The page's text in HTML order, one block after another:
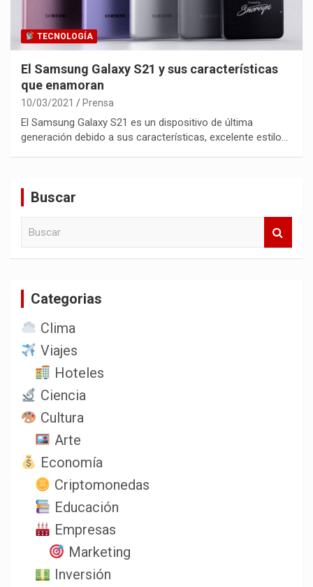
TECNOLOGÍA
El Samsung Galaxy S21 y sus características
que enamoran
10/03/2021 Prensa
El Samsung Galaxy S21 es un dispositivo de última
generación debido a sus características, excelente estilo…
Buscar
Categorias
Clima
Viajes
Hoteles
Ciencia
Cultura
Arte
Economía
Criptomonedas
Educación
Empresas
Marketing
Inversión